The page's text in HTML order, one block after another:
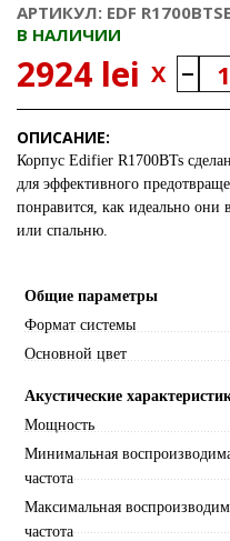
АРТИКУЛ: EDF
В НАЛИЧИИ
2924 lei X
ОПИСАНИЕ:
Корпус Edifier R1700BTs
для эффективного
понравится, как идеально
или спальню.
Общие параметры
Формат системы
Основной цвет
Акустические
Мощность
Минимальная
частота
Максимальная
частота